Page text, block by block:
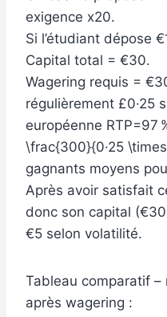
exigence x20.
Si l’étudiant dépose
Capital total = €30.
Wagering requis =
régulièrement £0·25
européenne RTP=97
\frac{300}{0·25
gagnants moyens
Après avoir satisfait
donc son capital
€5 selon volatilité.
Tableau comparatif
après wagering :